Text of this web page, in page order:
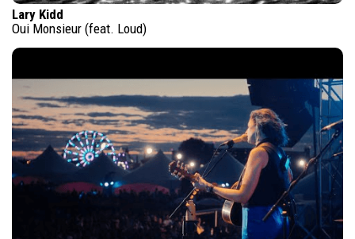
Lary Kidd
Oui Monsieur (feat. Loud)